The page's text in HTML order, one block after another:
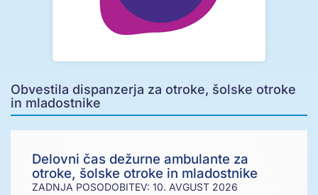
Obvestila dispanzerja za otroke, šolske otroke
in mladostnike
Delovni čas dežurne ambulante za
otroke, šolske otroke in mladostnike
ZADNJA POSODOBITEV: 10. AVGUST 2026